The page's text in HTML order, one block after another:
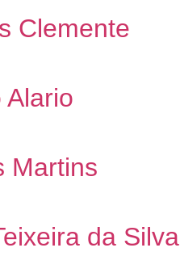
Clemente
Alario
Martins
da Silva